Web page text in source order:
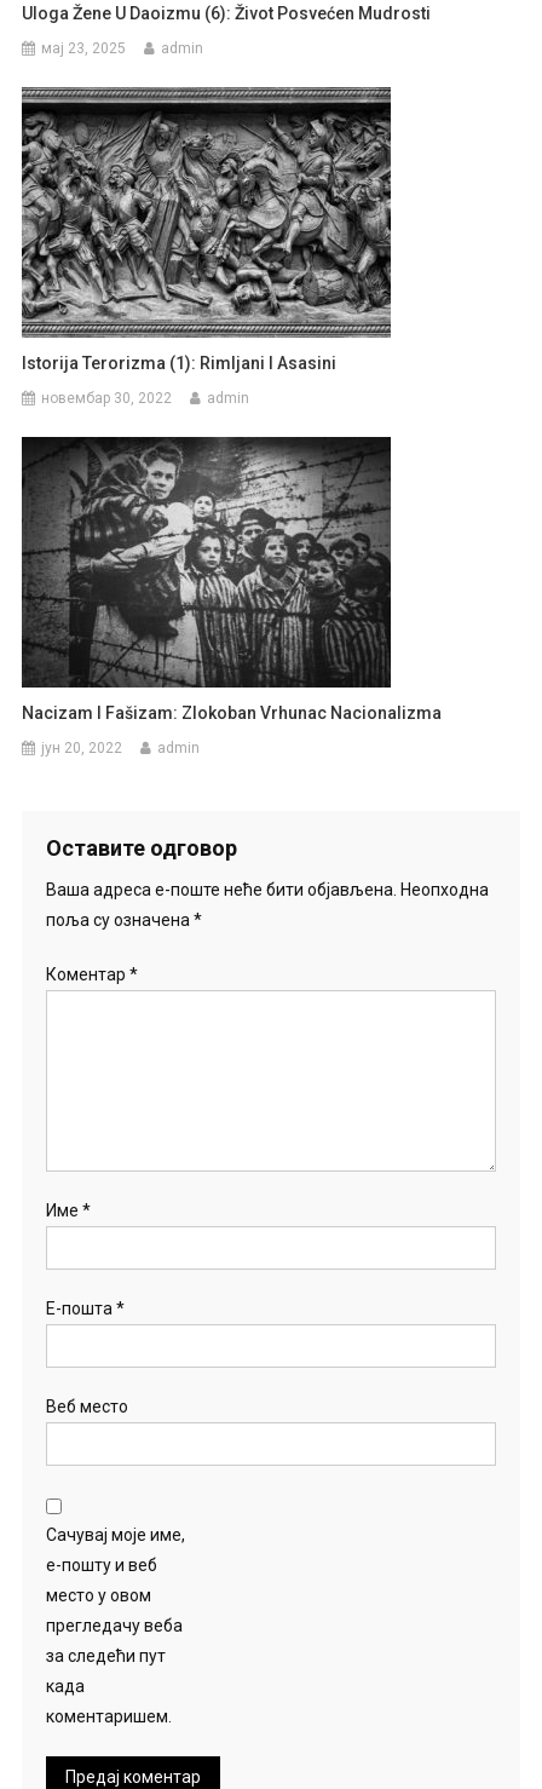
Uloga Žene U Daoizmu (6): Život Posvećen Mudrosti
мај 23, 2025 admin
Istorija Terorizma (1): Rimljani I Asasini
новембар 30, 2022 admin
Nacizam I Fašizam: Zlokoban Vrhunac Nacionalizma
јун 20, 2022 admin
Оставите одговор
Ваша адреса е-поште неће бити објављена. Неопходна
поља су означена *
Коментар *
Име *
Е-пошта *
Веб место
Сачувај моје име,
е-пошту и веб
место у овом
прегледачу веба
за следећи пут
када
коментаришем.